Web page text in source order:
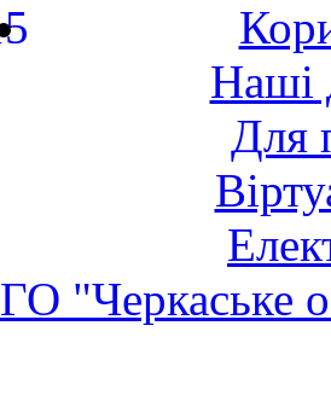
Наші
Для
ГО "Черкаське